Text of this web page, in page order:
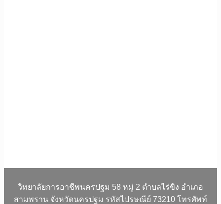
วิทยาลัยการอาชีพนครปฐม 58 หมู่ 2 ตำบลไร่ขิง อำเภอ
สามพราน จังหวัดนครปฐม รหัสไปรษณีย์ 73210 โทรศัพท์